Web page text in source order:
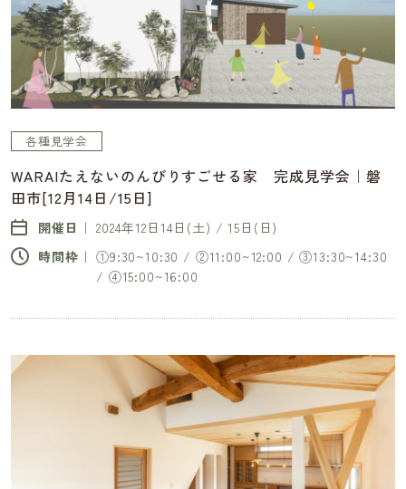
各種見学会
WARAIたえないのんびりすごせる家 完成見学会｜磐
田市[12月14日/15日]
開催日｜ 2024年12日14日(土) / 15日(日)
時間枠｜ ①9:30~10:30 / ②11:00~12:00 / ③13:30~14:30
/ ④15:00~16:00